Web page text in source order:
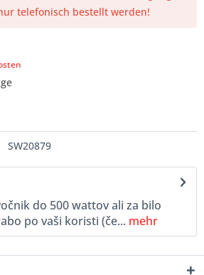
telefonisch bestellt werden!
SW20879
do 500 wattov ali za bilo
po vaši koristi (če... mehr